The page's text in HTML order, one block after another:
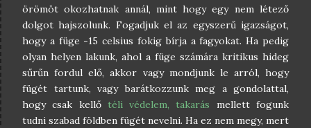
örömöt okozhatnak annál, mint hogy egy nem létező
dolgot hajszolunk. Fogadjuk el az egyszerű igazságot,
hogy a füge -15 celsius fokig bírja a fagyokat. Ha pedig
olyan helyen lakunk, ahol a füge számára kritikus hideg
sűrűn fordul elő, akkor vagy mondjunk le arról, hogy
fügét tartunk, vagy barátkozzunk meg a gondolattal,
hogy csak kellő téli védelem, takarás mellett fogunk
tudni szabad földben fügét nevelni. Ha ez nem megy, mert